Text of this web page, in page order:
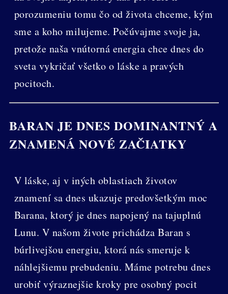
porozumeniu tomu čo od života chceme, kým
sme a koho milujeme. Počúvajme svoje ja,
pretože naša vnútorná energia chce dnes do
sveta vykričať všetko o láske a pravých
pocitoch.
BARAN JE DNES DOMINANTNÝ A
ZNAMENÁ NOVÉ ZAČIATKY
V láske, aj v iných oblastiach životov
znamení sa dnes ukazuje predovšetkým moc
Barana, ktorý je dnes napojený na tajuplnú
Lunu. V našom živote prichádza Baran s
búrlivejšou energiu, ktorá nás smeruje k
náhlejšiemu prebudeniu. Máme potrebu dnes
urobiť výraznejšie kroky pre osobný pocit